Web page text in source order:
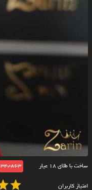
ساخت با طلای ۱۸ عیار 34/863
امتیاز کاربران